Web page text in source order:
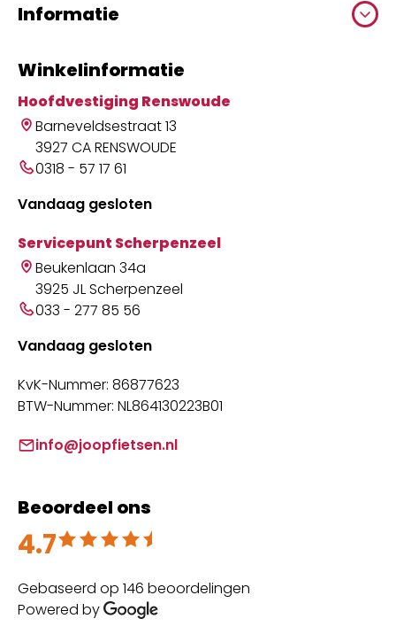
Informatie
Winkelinformatie
Hoofdvestiging Renswoude
Barneveldsestraat 13
3927 CA RENSWOUDE
0318 - 57 17 61
Vandaag gesloten
Servicepunt Scherpenzeel
Beukenlaan 34a
3925 JL Scherpenzeel
033 - 277 85 56
Vandaag gesloten
KvK-Nummer: 86877623
BTW-Nummer: NL864130223B01
info@joopfietsen.nl
Beoordeel ons
4.7
Beoordeeld met 4.7 uit 5
Gebaseerd op 146 beoordelingen
Powered by